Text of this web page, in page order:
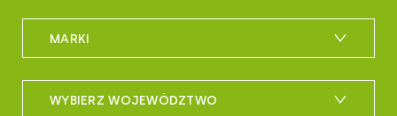
MARKI
m_bike
WYBIERZ WOJEWÓDZTWO